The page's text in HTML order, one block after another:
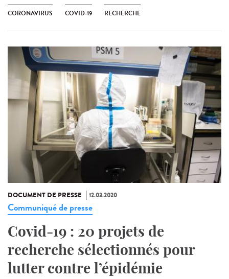
CORONAVIRUS COVID-19 RECHERCHE
DOCUMENT DE PRESSE 12.03.2020
Communiqué de presse
Covid-19 : 20 projets de
recherche sélectionnés pour
lutter contre l’épidémie